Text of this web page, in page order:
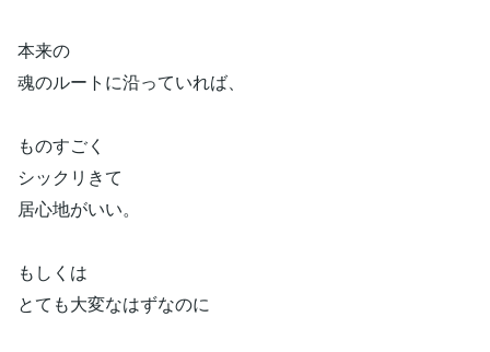
本来の
魂のルートに沿っていれば、
ものすごく
シックリきて
居心地がいい。
もしくは
とても大変なはずなのに